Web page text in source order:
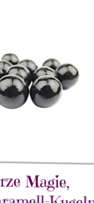
Magie,